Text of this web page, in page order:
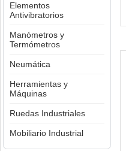
Elementos
Antivibratorios
Manómetros y
Termómetros
Neumática
Herramientas y
Máquinas
Ruedas Industriales
Mobiliario Industrial